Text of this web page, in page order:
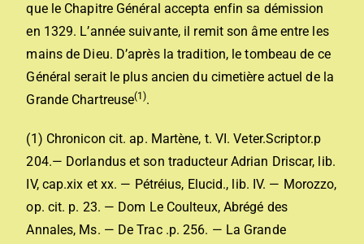
que le Chapitre Général accepta enfin sa démission
en 1329. L’année suivante, il remit son âme entre les
mains de Dieu. D’après la tradition, le tombeau de ce
Général serait le plus ancien du cimetière actuel de la
Grande Chartreuse(1).
(1) Chronicon cit. ap. Martène, t. VI. Veter.Scriptor.p
204.— Dorlandus et son traducteur Adrian Driscar, lib.
IV, cap.xix et xx. — Pétréius, Elucid., lib. IV. — Morozzo,
op. cit. p. 23. — Dom Le Coulteux, Abrégé des
Annales, Ms. — De Trac .p. 256. — La Grande